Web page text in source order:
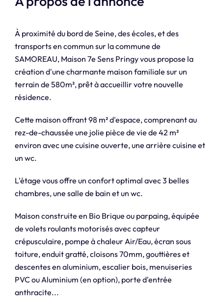
À proximité du bord de Seine, des écoles, et des
transports en commun sur la commune de
SAMOREAU, Maison 7e Sens Pringy vous propose la
création d'une charmante maison familiale sur un
terrain de 580m², prêt à accueillir votre nouvelle
résidence.
Cette maison offrant 98 m² d'espace, comprenant au
rez-de-chaussée une jolie pièce de vie de 42 m²
environ avec une cuisine ouverte, une arrière cuisine et
un wc.
L'étage vous offre un confort optimal avec 3 belles
chambres, une salle de bain et un wc.
Maison construite en Bio Brique ou parpaing, équipée
de volets roulants motorisés avec capteur
crépusculaire, pompe à chaleur Air/Eau, écran sous
toiture, enduit gratté, cloisons 70mm, gouttières et
descentes en aluminium, escalier bois, menuiseries
PVC ou Aluminium (en option), porte d'entrée
anthracite...